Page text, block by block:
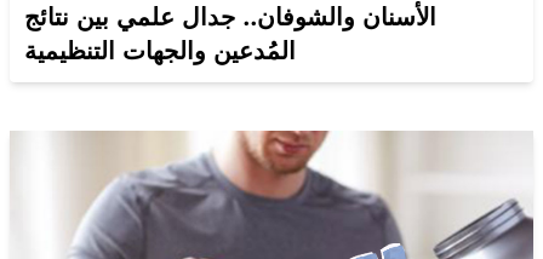
الأسنان والشوفان.. جدال علمي بين نتائج
المُدعين والجهات التنظيمية